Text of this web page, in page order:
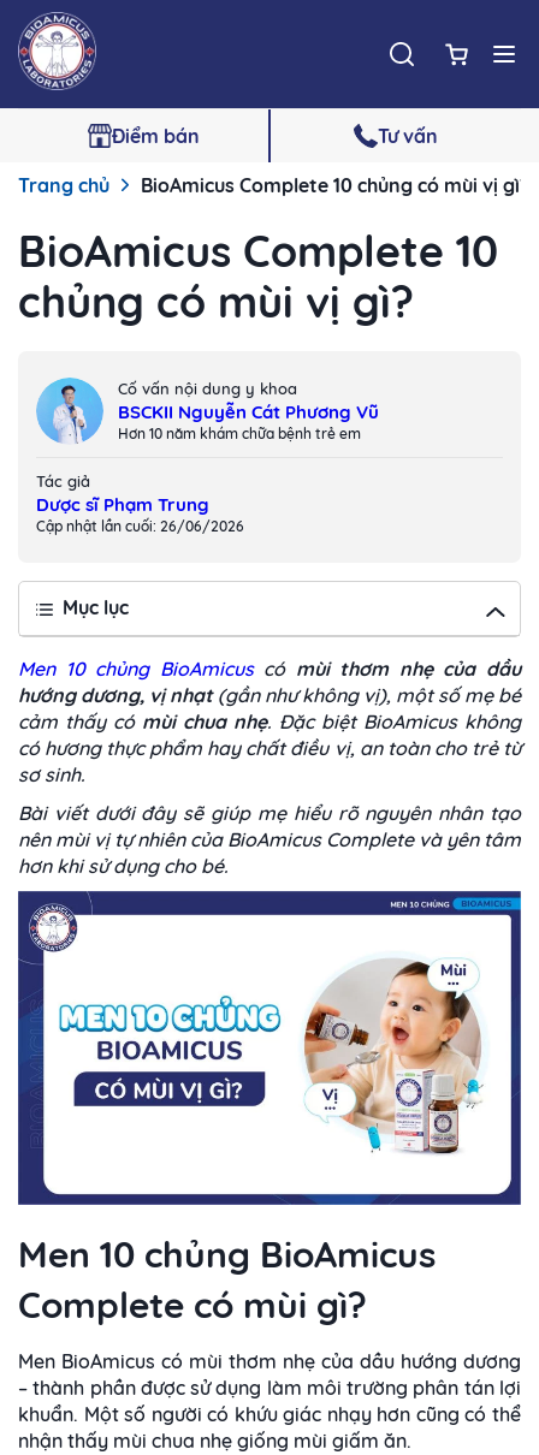
Điểm bán Tư vấn
Trang chủ BioAmicus Complete 10 chủng có mùi vị gì?
BioAmicus Complete 10
chủng có mùi vị gì?
Cố vấn nội dung y khoa
BSCKII Nguyễn Cát Phương Vũ
Hơn 10 năm khám chữa bệnh trẻ em
Tác giả
Dược sĩ Phạm Trung
Cập nhật lần cuối: 26/06/2026
Mục lục
Men 10 chủng BioAmicuscó mùi thơm nhẹ của dầu
hướng dương, vị nhạt(gần như không vị), một số mẹ bé
cảm thấy có mùi chua nhẹ. Đặc biệt BioAmicus không
có hương thực phẩm hay chất điều vị, an toàn cho trẻ từ
sơ sinh.
Bài viết dưới đây sẽ giúp mẹ hiểu rõ nguyên nhân tạo
nên mùi vị tự nhiên của BioAmicus Complete và yên tâm
hơn khi sử dụng cho bé.
Men 10 chủng BioAmicus
Complete có mùi gì?
Men BioAmicus có mùi thơm nhẹ của dầu hướng dương
– thành phần được sử dụng làm môi trường phân tán lợi
khuẩn. Một số người có khứu giác nhạy hơn cũng có thể
nhận thấy mùi chua nhẹ giống mùi giấm ăn.